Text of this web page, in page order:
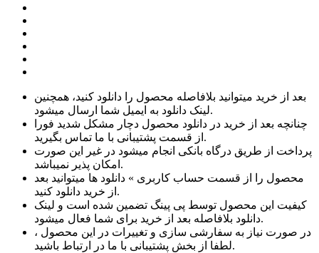
بعد از خرید میتوانید بلافاصله محصول را دانلود کنید، همچنین
لینک دانلود به ایمیل شما ارسال میشود.
چنانچه بعد از خرید در دانلود محصول دچار مشکل شدید فورا
از قسمت پشتیبانی با ما تماس بگیرید.
پرداخت از طریق درگاه بانکی انجام میشود در غیر این صورت
امکان پذیر نمیباشد.
محصول را از قسمت حساب کاربری » دانلود ها میتوانید بعد
از خرید دانلود کنید.
کیفیت این محصول توسط پی پینگ تضمین شده است و لینک
دانلود بلافاصله بعد از خرید برای شما فعال میشود.
در صورت نیاز به سفارشی سازی و تغییرات در این محصول ،
لطفا از بخش پشتیبانی با ما در ارتباط باشید.